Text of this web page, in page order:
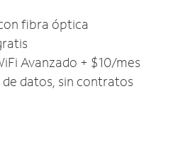
fibra óptica
Avanzado + $10/mes
de datos, sin contratos